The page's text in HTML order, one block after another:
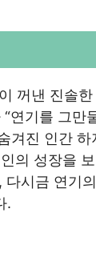
꺼낸 진솔
연기를 그
겨진 인간
의 성장을
시금 연기
.